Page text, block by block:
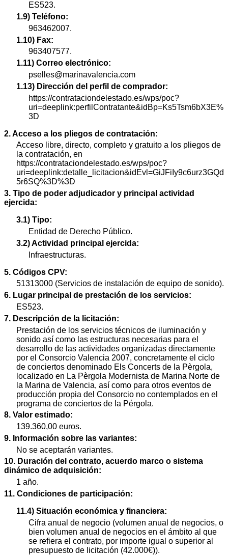
ES523.
1.9) Teléfono:
963462007.
1.10) Fax:
963407577.
1.11) Correo electrónico:
pselles@marinavalencia.com
1.13) Dirección del perfil de comprador:
https://contrataciondelestado.es/wps/poc?
uri=deeplink:perfilContratante&idBp=Ks5Tsm6bX3E%
3D
2. Acceso a los pliegos de contratación:
Acceso libre, directo, completo y gratuito a los pliegos de
la contratación, en
https://contrataciondelestado.es/wps/poc?
uri=deeplink:detalle_licitacion&idEvl=GiJFiIy9c6urz3GQd
5r6SQ%3D%3D
3. Tipo de poder adjudicador y principal actividad
ejercida:
3.1) Tipo:
Entidad de Derecho Público.
3.2) Actividad principal ejercida:
Infraestructuras.
5. Códigos CPV:
51313000 (Servicios de instalación de equipo de sonido).
6. Lugar principal de prestación de los servicios:
ES523.
7. Descripción de la licitación:
Prestación de los servicios técnicos de iluminación y
sonido así como las estructuras necesarias para el
desarrollo de las actividades organizadas directamente
por el Consorcio Valencia 2007, concretamente el ciclo
de conciertos denominado Els Concerts de la Pèrgola,
localizado en La Pèrgola Modernista de Marina Norte de
la Marina de Valencia, así como para otros eventos de
producción propia del Consorcio no contemplados en el
programa de conciertos de la Pérgola.
8. Valor estimado:
139.360,00 euros.
9. Información sobre las variantes:
No se aceptarán variantes.
10. Duración del contrato, acuerdo marco o sistema
dinámico de adquisición:
1 año.
11. Condiciones de participación:
11.4) Situación económica y financiera:
Cifra anual de negocio (volumen anual de negocios, o
bien volumen anual de negocios en el ámbito al que
se refiera el contrato, por importe igual o superior al
presupuesto de licitación (42.000€)).